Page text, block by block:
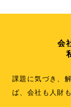
会
課題に気づき、
ば、会社も人財